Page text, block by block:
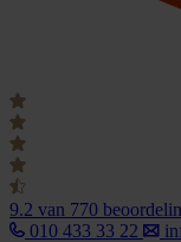
9.2 van 770
010 433 33 22